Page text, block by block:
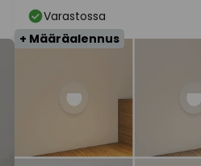
Varastossa
+ Määräalennus